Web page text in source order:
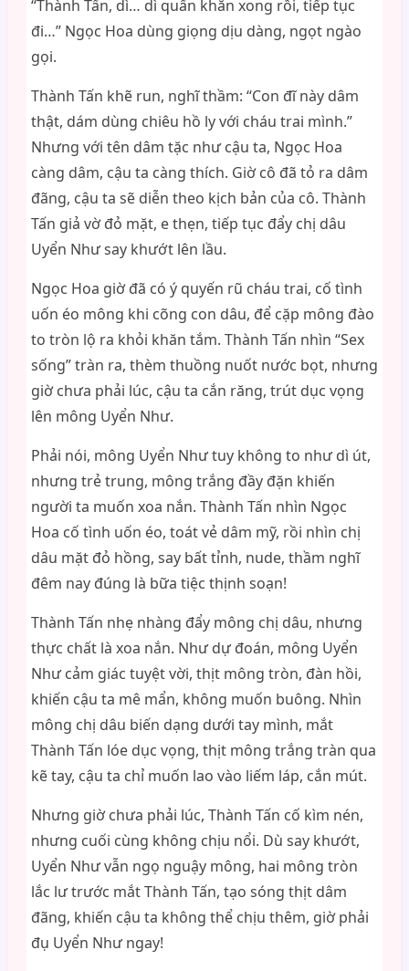
“Thành Tấn, dì… dì quấn khăn xong rồi, tiếp tục
đi…” Ngọc Hoa dùng giọng dịu dàng, ngọt ngào
gọi.
Thành Tấn khẽ run, nghĩ thầm: “Con đĩ này dâm
thật, dám dùng chiêu hồ ly với cháu trai mình.”
Nhưng với tên dâm tặc như cậu ta, Ngọc Hoa
càng dâm, cậu ta càng thích. Giờ cô đã tỏ ra dâm
đãng, cậu ta sẽ diễn theo kịch bản của cô. Thành
Tấn giả vờ đỏ mặt, e thẹn, tiếp tục đẩy chị dâu
Uyển Như say khướt lên lầu.
Ngọc Hoa giờ đã có ý quyến rũ cháu trai, cố tình
uốn éo mông khi cõng con dâu, để cặp mông đào
to tròn lộ ra khỏi khăn tắm. Thành Tấn nhìn “Sex
sống” tràn ra, thèm thuồng nuốt nước bọt, nhưng
giờ chưa phải lúc, cậu ta cắn răng, trút dục vọng
lên mông Uyển Như.
Phải nói, mông Uyển Như tuy không to như dì út,
nhưng trẻ trung, mông trắng đầy đặn khiến
người ta muốn xoa nắn. Thành Tấn nhìn Ngọc
Hoa cố tình uốn éo, toát vẻ dâm mỹ, rồi nhìn chị
dâu mặt đỏ hồng, say bất tỉnh, nude, thầm nghĩ
đêm nay đúng là bữa tiệc thịnh soạn!
Thành Tấn nhẹ nhàng đẩy mông chị dâu, nhưng
thực chất là xoa nắn. Như dự đoán, mông Uyển
Như cảm giác tuyệt vời, thịt mông tròn, đàn hồi,
khiến cậu ta mê mẩn, không muốn buông. Nhìn
mông chị dâu biến dạng dưới tay mình, mắt
Thành Tấn lóe dục vọng, thịt mông trắng tràn qua
kẽ tay, cậu ta chỉ muốn lao vào liếm láp, cắn mút.
Nhưng giờ chưa phải lúc, Thành Tấn cố kìm nén,
nhưng cuối cùng không chịu nổi. Dù say khướt,
Uyển Như vẫn ngọ nguậy mông, hai mông tròn
lắc lư trước mắt Thành Tấn, tạo sóng thịt dâm
đãng, khiến cậu ta không thể chịu thêm, giờ phải
đụ Uyển Như ngay!